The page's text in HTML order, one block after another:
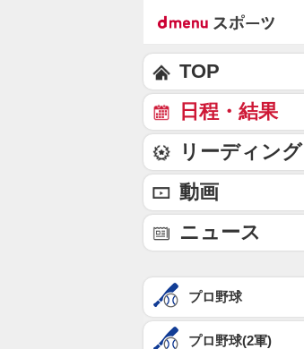
TOP
日程・結果
リーディング
動画
ニュース
プロ野球
プロ野球(2軍)